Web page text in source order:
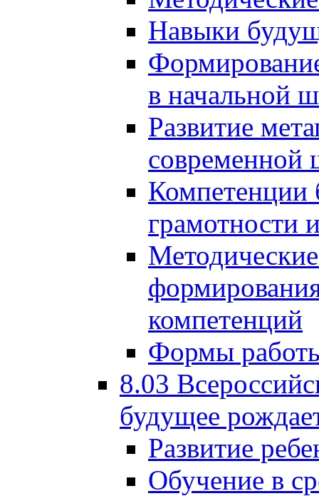
Навыки
в начальной
Развитие
современной
Компетенции
грамотности
компетенций
Формы
8.03
будущее
Развитие
Обучение в